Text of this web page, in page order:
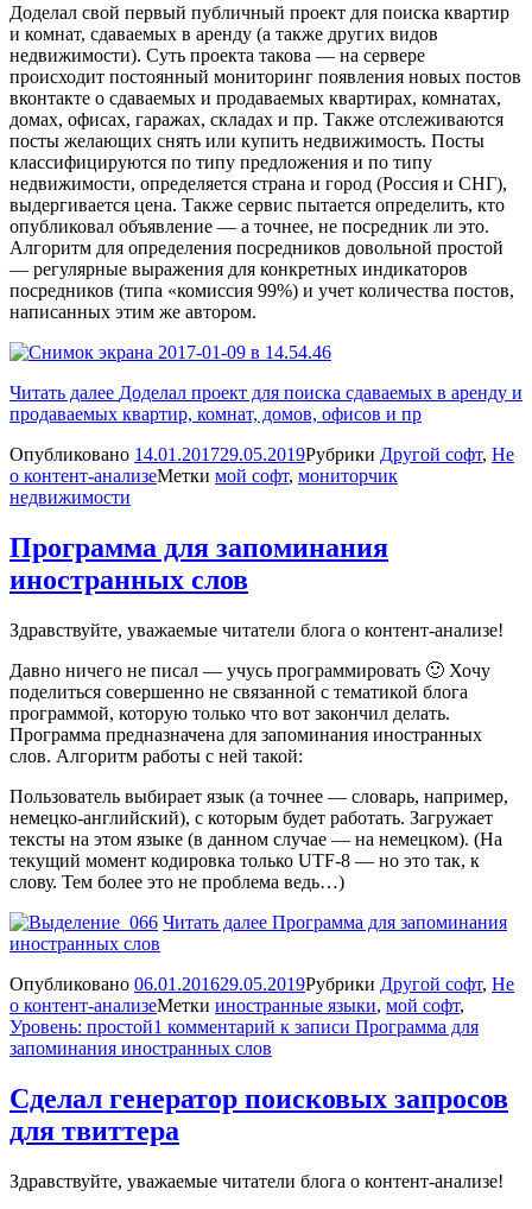
Доделал свой первый публичный проект для поиска квартир
и комнат, сдаваемых в аренду (а также других видов
недвижимости). Суть проекта такова — на сервере
происходит постоянный мониторинг появления новых постов
вконтакте о сдаваемых и продаваемых квартирах, комнатах,
домах, офисах, гаражах, складах и пр. Также отслеживаются
посты желающих снять или купить недвижимость. Посты
классифицируются по типу предложения и по типу
недвижимости, определяется страна и город (Россия и СНГ),
выдергивается цена. Также сервис пытается определить, кто
опубликовал объявление — а точнее, не посредник ли это.
Алгоритм для определения посредников довольной простой
— регулярные выражения для конкретных индикаторов
посредников (типа «комиссия 99%) и учет количества постов,
написанных этим же автором.
Читать далее Доделал проект для поиска сдаваемых в аренду и
продаваемых квартир, комнат, домов, офисов и пр
Опубликовано 14.01.201729.05.2019Рубрики Другой софт, Не
о контент-анализеМетки мой софт, мониторчик
недвижимости
Программа для запоминания
иностранных слов
Здравствуйте, уважаемые читатели блога о контент-анализе!
Давно ничего не писал — учусь программировать 🙂 Хочу
поделиться совершенно не связанной с тематикой блога
программой, которую только что вот закончил делать.
Программа предназначена для запоминания иностранных
слов. Алгоритм работы с ней такой:
Пользователь выбирает язык (а точнее — словарь, например,
немецко-английский), с которым будет работать. Загружает
тексты на этом языке (в данном случае — на немецком). (На
текущий момент кодировка только UTF-8 — но это так, к
слову. Тем более это не проблема ведь…)
Читать далее Программа для запоминания
иностранных слов
Опубликовано 06.01.201629.05.2019Рубрики Другой софт, Не
о контент-анализеМетки иностранные языки, мой софт,
Уровень: простой1 комментарий к записи Программа для
запоминания иностранных слов
Сделал генератор поисковых запросов
для твиттера
Здравствуйте, уважаемые читатели блога о контент-анализе!